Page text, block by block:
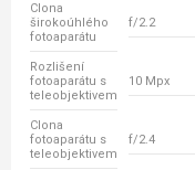
Clona
širokoúhlého
fotoaparátu
f/2.2
Rozlišení
fotoaparátu s
teleobjektivem
10 Mpx
Clona
fotoaparátu s
teleobjektivem
f/2.4